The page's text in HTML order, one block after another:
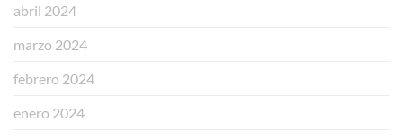
abril 2024
marzo 2024
febrero 2024
enero 2024